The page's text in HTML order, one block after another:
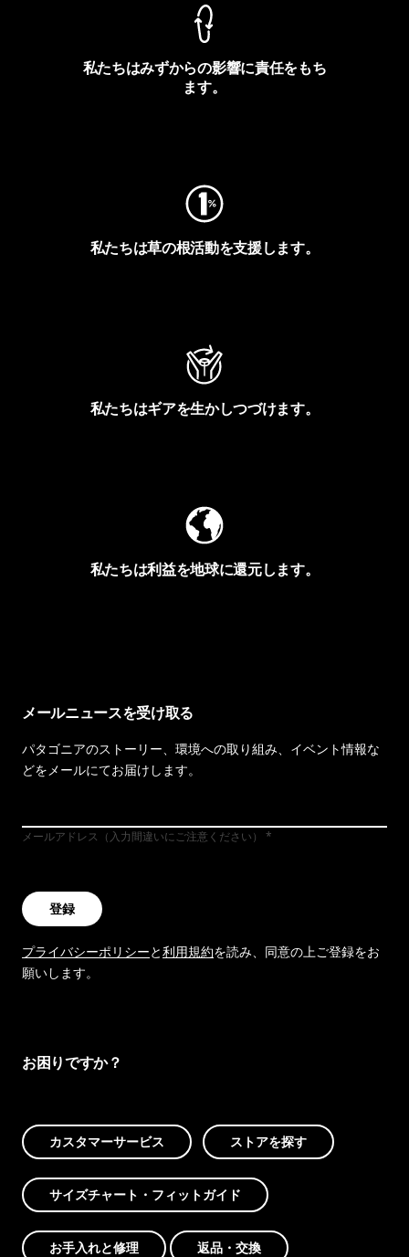
私たちはみずからの影響に責任をもち
ます。
私たちは草の根活動を支援します。
私たちはギアを生かしつづけます。
私たちは利益を地球に還元します。
メールニュースを受け取る
パタゴニアのストーリー、環境への取り組み、イベント情報な
どをメールにてお届けします。
メールアドレス（入力間違いにご注意ください）
登録
プライバシーポリシーと利用規約を読み、同意の上ご登録をお
願いします。
お困りですか？
カスタマーサービス ストアを探す
サイズチャート・フィットガイド
お手入れと修理 返品・交換